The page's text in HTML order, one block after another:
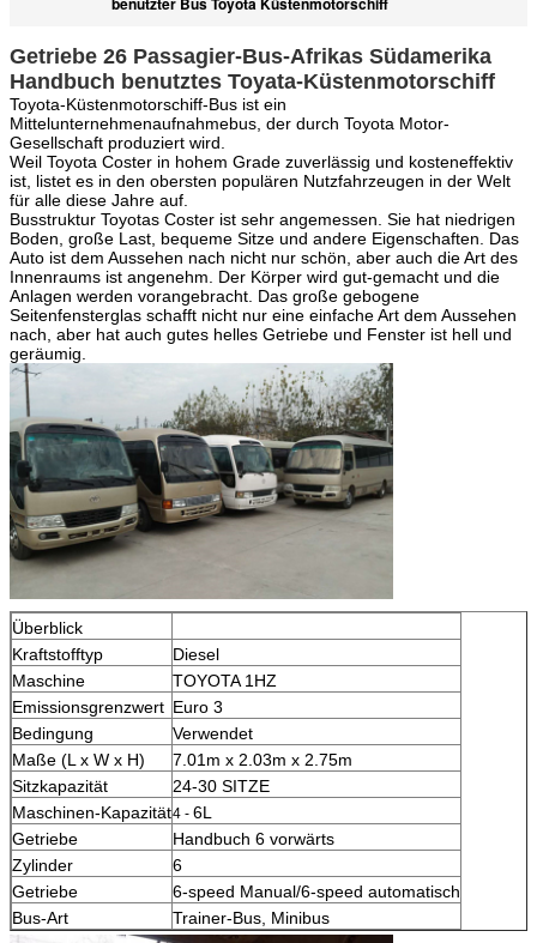
Getriebe 26 Passagier-Bus-Afrikas Südamerika
Handbuch benutztes Toyata-Küstenmotorschiff
Toyota-Küstenmotorschiff-Bus ist ein
Mittelunternehmenaufnahmebus, der durch Toyota Motor-
Gesellschaft produziert wird.
Weil Toyota Coster in hohem Grade zuverlässig und kosteneffektiv
ist, listet es in den obersten populären Nutzfahrzeugen in der Welt
für alle diese Jahre auf.
Busstruktur Toyotas Coster ist sehr angemessen. Sie hat niedrigen
Boden, große Last, bequeme Sitze und andere Eigenschaften. Das
Auto ist dem Aussehen nach nicht nur schön, aber auch die Art des
Innenraums ist angenehm. Der Körper wird gut-gemacht und die
Anlagen werden vorangebracht. Das große gebogene
Seitenfensterglas schafft nicht nur eine einfache Art dem Aussehen
nach, aber hat auch gutes helles Getriebe und Fenster ist hell und
geräumig.
Überblick
Kraftstofftyp
Diesel
Maschine
TOYOTA 1HZ
Emissionsgrenzwert Euro 3
Bedingung
Verwendet
Maße (L x W x H)
7.01m x 2.03m x 2.75m
Sitzkapazität
24-30 SITZE
Maschinen-Kapazität4 - 6L
Getriebe
Handbuch 6 vorwärts
Zylinder
6
Getriebe
6-speed Manual/6-speed automatisch
Bus-Art
Trainer-Bus, Minibus